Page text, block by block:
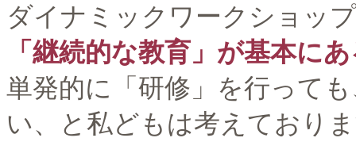
ダイナミックワークショッ
「継続的な教育」が基本に
単発的に「研修」を行って
い、と私どもは考えており